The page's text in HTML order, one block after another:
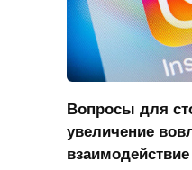
Вопросы для
увеличение